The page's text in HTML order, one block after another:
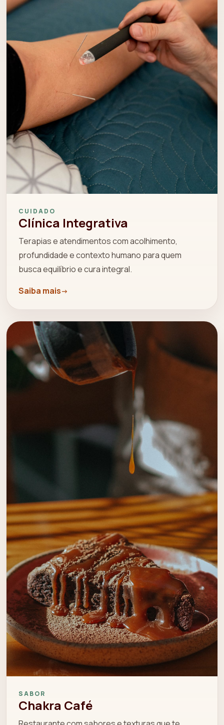
CUIDADO
Clínica Integrativa
Terapias e atendimentos com acolhimento,
profundidade e contexto humano para quem
busca equilíbrio e cura integral.
Saiba mais
SABOR
Chakra Café